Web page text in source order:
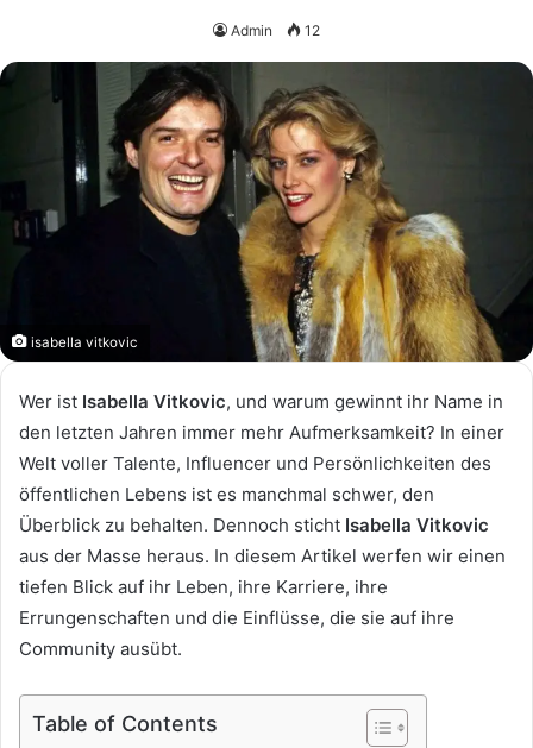
Admin 12
isabella vitkovic
Wer ist Isabella Vitkovic, und warum gewinnt ihr Name in
den letzten Jahren immer mehr Aufmerksamkeit? In einer
Welt voller Talente, Influencer und Persönlichkeiten des
öffentlichen Lebens ist es manchmal schwer, den
Überblick zu behalten. Dennoch sticht Isabella Vitkovic
aus der Masse heraus. In diesem Artikel werfen wir einen
tiefen Blick auf ihr Leben, ihre Karriere, ihre
Errungenschaften und die Einflüsse, die sie auf ihre
Community ausübt.
Table of Contents